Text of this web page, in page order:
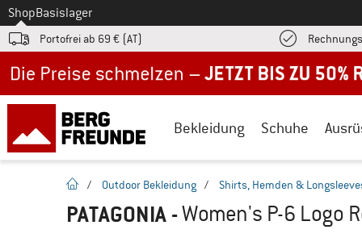
Zum
ShopBasislager
Portofrei ab 69 € (AT)
Bekleidung Schuhe
Startseite
/ Outdoor Bekleidung / Shirts, Hemden &
PATAGONIA -Women's P-6 Logo